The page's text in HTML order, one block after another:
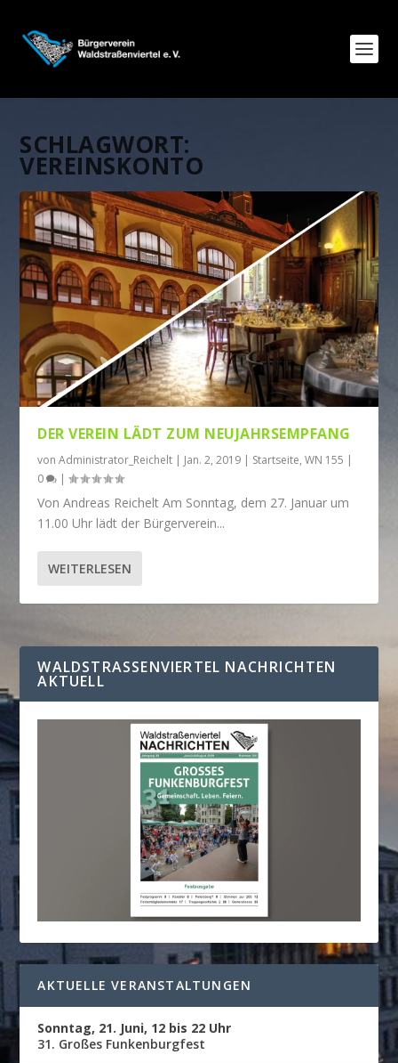
SCHLAGWORT:
VEREINSKONTO
DER VEREIN LÄDT ZUM NEUJAHRSEMPFANG
vonAdministrator_Reichelt | Jan. 2, 2019 | Startseite,WN 155 |
0
|
Von Andreas Reichelt Am Sonntag, dem 27. Januar um
11.00 Uhr lädt der Bürgerverein...
WEITERLESEN
WALDSTRASSENVIERTEL NACHRICHTEN A
KTUELL
AKTUELLE VERANSTALTUNGEN
Sonntag, 21. Juni, 12 bis 22 Uhr
31. Großes Funkenburgfest